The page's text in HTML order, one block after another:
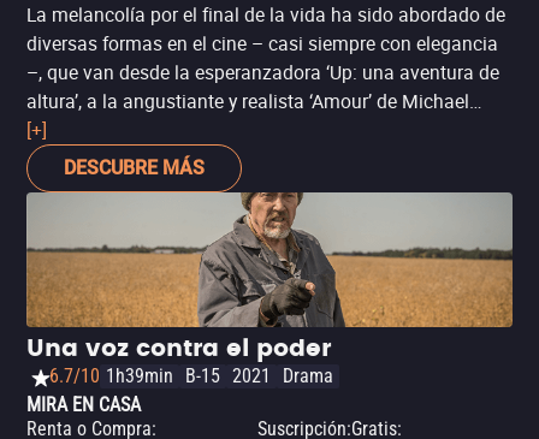
La melancolía por el final de la vida ha sido abordado de
diversas formas en el cine – casi siempre con elegancia
–, que van desde la esperanzadora ‘Up: una aventura de
altura’, a la angustiante y realista ‘Amour’ de Michael
Haneke, aunque el referente obligado tiene que ser
Ingmar Bergman con ‘Fresas salvajes’. Dirigida por el
canadiense Claude Lalonde y estrenada en el Festival
Internacional de Cine de la India, ‘La última nota’ (‘Coda’)
es una película que captura esta nostalgia de la vejez
con tacto y clase, algo que se refleja en una fotografía y
un diseño de producción refinados para acompañar a su
protagonista. El punto fuerte de la película, obviamente,
es la actuación del gran Sir Patrick Stewart (‘Logan:
Wolverine’), como un músico clásico consciente de que
está en el ocaso de su vida.
[+]
DESCUBRE MÁS
Una voz contra el poder
6.7/10 1h39min B-15 2021
Drama
MIRA EN CASA
Renta o Compra: Suscripción:Gratis: